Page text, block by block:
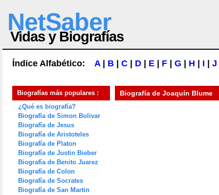
NetSaber
Vidas y Biografías
Índice Alfabético: A| B C D E F G H I J
Biografías más populares :
¿Qué es biografía?
Biografía de Simon Bolivar
Biografía de Jesus
Biografía de Aristoteles
Biografía de Platon
Biografía de Justin Bieber
Biografía de Benito Juarez
Biografía de Colon
Biografía de Socrates
Biografía de San Martin
Biografía de Joaquín Blume